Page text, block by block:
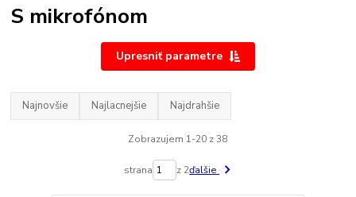
S mikrofónom
Upresniť parametre
Najnovšie Najlacnejšie Najdrahšie
Zobrazujem 1-20 z 38
strana z 2ďalšie